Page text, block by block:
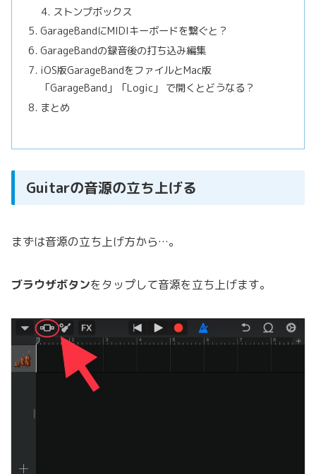
ストンプボックス
GarageBandにMIDIキーボードを繋ぐと？
GarageBandの録音後の打ち込み編集
iOS版GarageBandをファイルとMac版
「GarageBand」「Logic」 で開くとどうなる？
まとめ
Guitarの音源の立ち上げる
まずは音源の立ち上げ方から…。
ブラウザボタンをタップして音源を立ち上げます。